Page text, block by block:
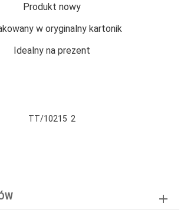
Produkt nowy
w oryginalny kartonik
Idealny na prezent
TT/10215 2